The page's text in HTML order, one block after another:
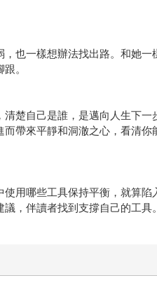
也一樣想辦法找出路。和她一
。
楚自己是誰，是邁向人生下一
帶來平靜和洞澈之心，看清你
用哪些工具保持平衡，就算陷
，伴讀者找到支撐自己的工具。